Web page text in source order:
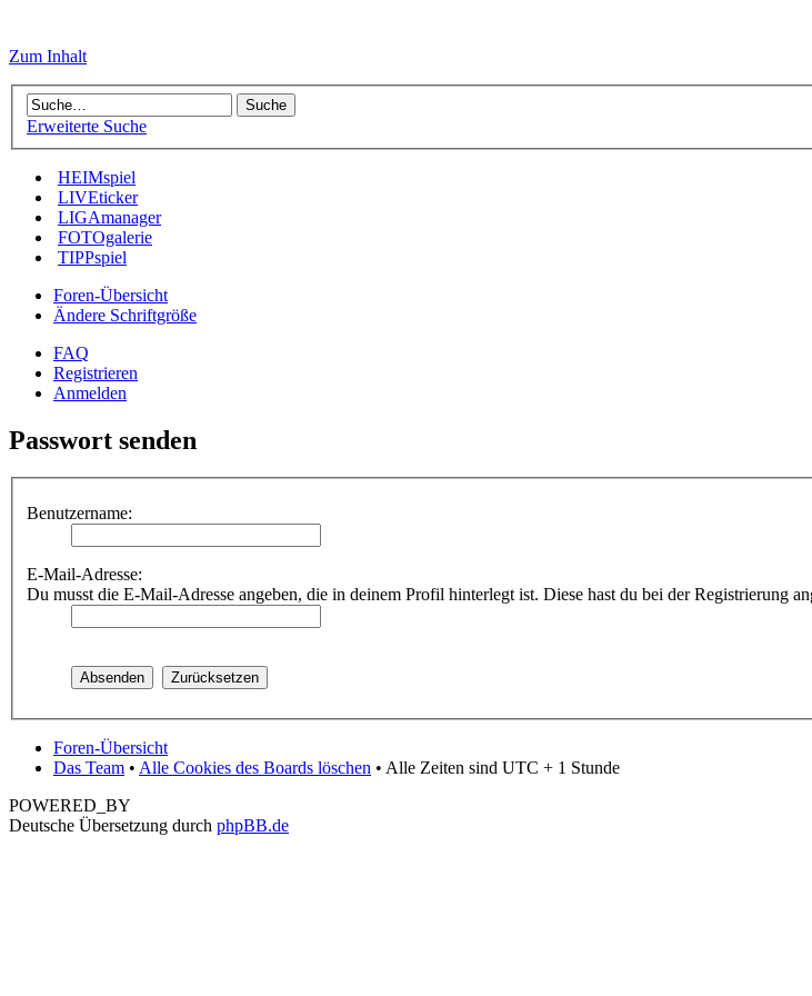
Zum Inhalt
Erweiterte Suche
HEIMspiel
LIVEticker
LIGAmanager
FOTOgalerie
TIPPspiel
Foren-Übersicht
Ändere Schriftgröße
FAQ
Registrieren
Anmelden
Passwort senden
Benutzername:
E-Mail-Adresse:
Du musst die E-Mail-Adresse angeben, die in deinem Profil hinterlegt ist. Diese hast du bei der Registrierung
Foren-Übersicht
Das Team • Alle Cookies des Boards löschen • Alle Zeiten sind UTC + 1 Stunde
POWERED_BY
Deutsche Übersetzung durch phpBB.de